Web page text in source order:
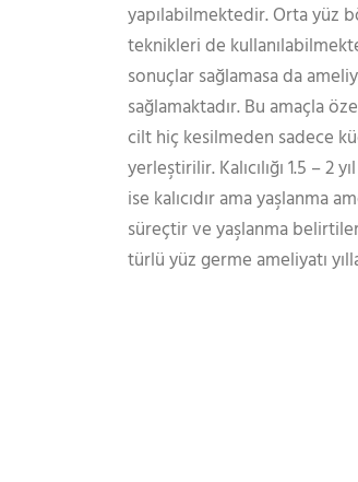
yapılabilmektedir. Orta yüz
teknikleri de
sonuçlar sağlamasa da
sağlamaktadır. Bu amaçla
cilt hiç kesilmeden sadece
yerleştirilir. Kalıcılığı 1.5 –
ise kalıcıdır ama yaşlanma
süreçtir ve yaşlanma
türlü yüz germe ameliyatı